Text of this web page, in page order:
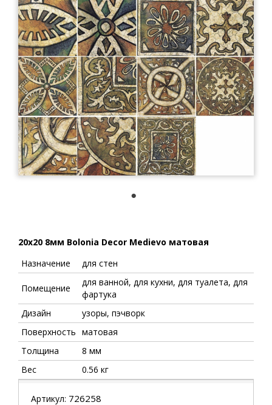
20x20 8мм Bolonia Decor Medievo матовая
Назначение
для стен
Помещение
для ванной, для кухни, для туалета, для
фартука
Дизайн
узоры, пэчворк
Поверхность матовая
Толщина
8 мм
Вес
0.56 кг
Артикул: 726258